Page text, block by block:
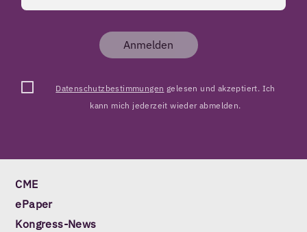
Anmelden
Datenschutzbestimmungen gelesen und akzeptiert. Ich
kann mich jederzeit wieder abmelden.
CME
ePaper
Kongress-News